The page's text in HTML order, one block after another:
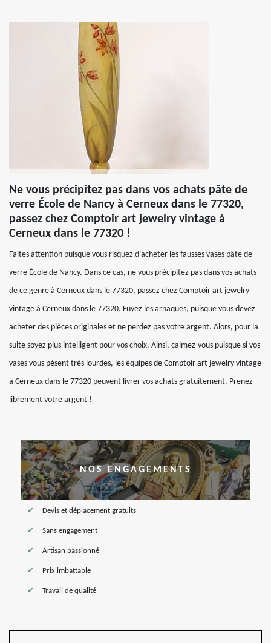
Ne vous précipitez pas dans vos achats pâte de
verre École de Nancy à Cerneux dans le 77320,
passez chez Comptoir art jewelry vintage à
Cerneux dans le 77320 !
Faites attention puisque vous risquez d’acheter les fausses vases pâte de
verre École de Nancy. Dans ce cas, ne vous précipitez pas dans vos achats
de ce genre à Cerneux dans le 77320, passez chez Comptoir art jewelry
vintage à Cerneux dans le 77320. Fuyez les arnaques, puisque vous devez
acheter des pièces originales et ne perdez pas votre argent. Alors, pour la
suite soyez plus intelligent pour vos choix. Ainsi, calmez-vous puisque si vos
vases vous pèsent très lourdes, les équipes de Comptoir art jewelry vintage
à Cerneux dans le 77320 peuvent livrer vos achats gratuitement. Prenez
librement votre argent !
NOS ENGAGEMENTS
Devis et déplacement gratuits
Sans engagement
Artisan passionné
Prix imbattable
Travail de qualité